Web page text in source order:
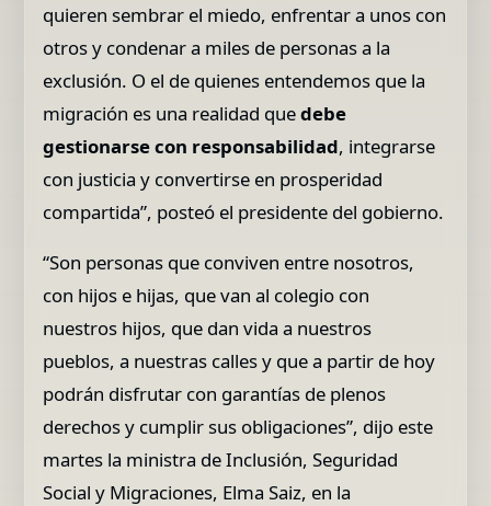
quieren sembrar el miedo, enfrentar a unos con
otros y condenar a miles de personas a la
exclusión. O el de quienes entendemos que la
migración es una realidad quedebe
gestionarse con responsabilidad, integrarse
con justicia y convertirse en prosperidad
compartida”, posteó el presidente del gobierno.
“Son personas que conviven entre nosotros,
con hijos e hijas, que van al colegio con
nuestros hijos, que dan vida a nuestros
pueblos, a nuestras calles y que a partir de hoy
podrán disfrutar con garantías de plenos
derechos y cumplir sus obligaciones”, dijo este
martes la ministra de Inclusión, Seguridad
Social y Migraciones, Elma Saiz, en la